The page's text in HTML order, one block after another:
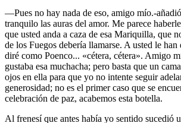
—Pues no hay nada de eso, amigo mío.-
tranquilo las auras del amor. Me parece
que usted anda a caza de esa Mariquilla, que
de los Fuegos debería llamarse. A usted le
diré como Poenco... «cétera, cétera». Amigo
gustaba esa muchacha; pero basta que un
ojos en ella para que yo no intente seguir
generosidad; no es el primer caso que se
celebración de paz, acabemos esta botella.
Al frenesí que antes había yo sentido sucedió